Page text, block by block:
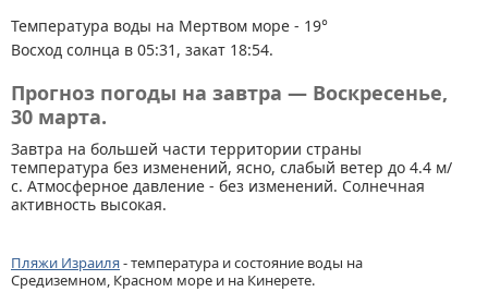
Температура воды на Мертвом море - 19°
Восход солнца в 05:31, закат 18:54.
Прогноз погоды на завтра — Воскресенье,
30 марта.
Завтра на большей части территории страны
температура без изменений, ясно, слабый ветер до 4.4 м/
с. Атмосферное давление - без изменений. Солнечная
активность высокая.
Пляжи Израиля- температура и состояние воды на
Средиземном, Красном море и на Кинерете.